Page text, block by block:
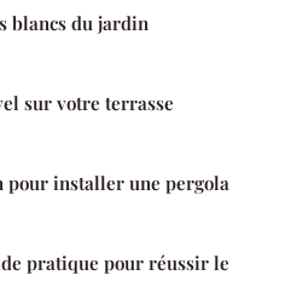
blancs du jardin
sur votre terrasse
installer une pergola
pratique pour réussir le